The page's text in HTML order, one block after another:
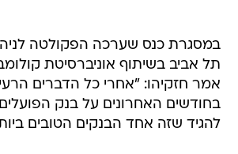
במסגרת כנס שערכה הפקולטה
תל אביב בשיתוף אוניברסיטת
אמר חזקיהו: "אחרי כל הדברים
בחודשים האחרונים על בנק
להגיד שזה אחד הבנקים הטובים